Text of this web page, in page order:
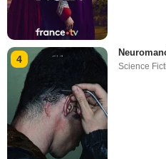
4
Science